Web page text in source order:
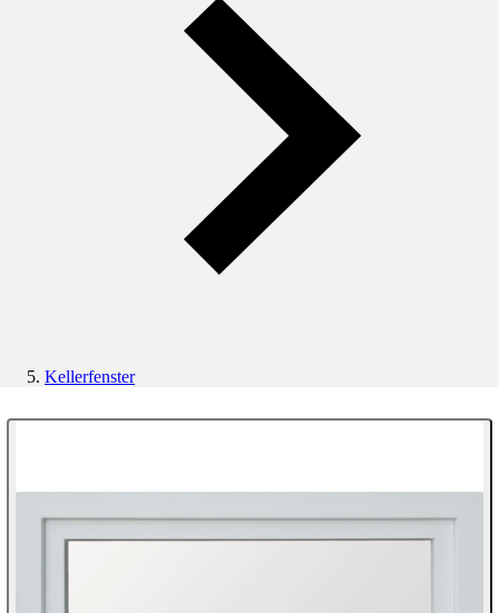
Kellerfenster